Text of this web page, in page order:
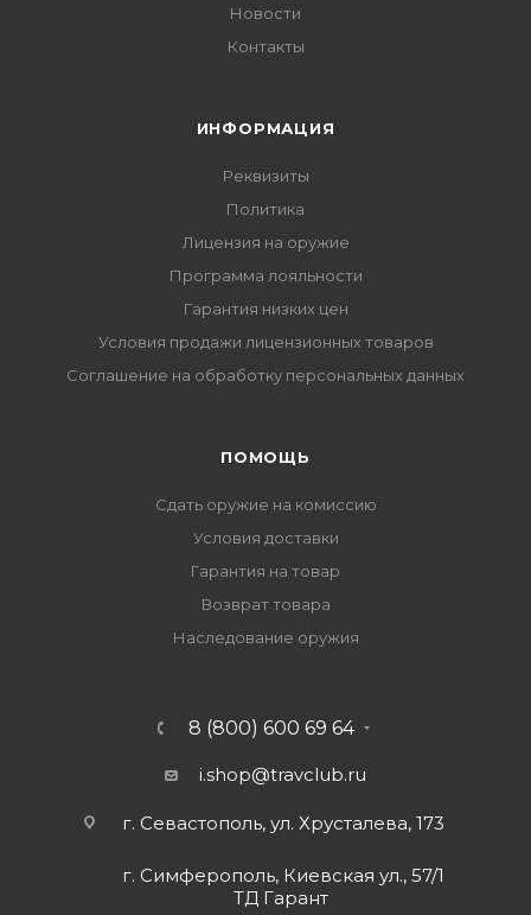
Новости
Контакты
ИНФОРМАЦИЯ
Реквизиты
Политика
Лицензия на оружие
Программа лояльности
Гарантия низких цен
Условия продажи лицензионных товаров
Соглашение на обработку персональных данных
ПОМОЩЬ
Сдать оружие на комиссию
Условия доставки
Гарантия на товар
Возврат товара
Наследование оружия
8 (800) 600 69 64
i.shop@travclub.ru
г. Севастополь, ул. Хрусталева, 173
г. Симферополь, Киевская ул., 57/1
ТД Гарант